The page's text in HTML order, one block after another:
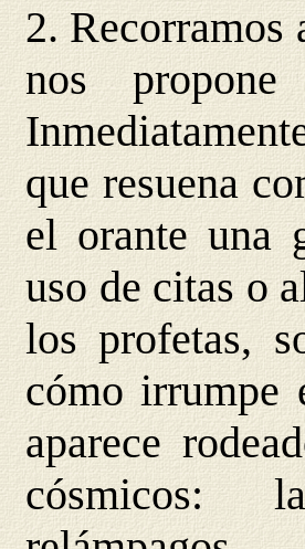
2. Recorramos
nos
que resuena
el orante una
uso de citas o
los profetas,
cómo irrumpe
aparece
cósmicos: